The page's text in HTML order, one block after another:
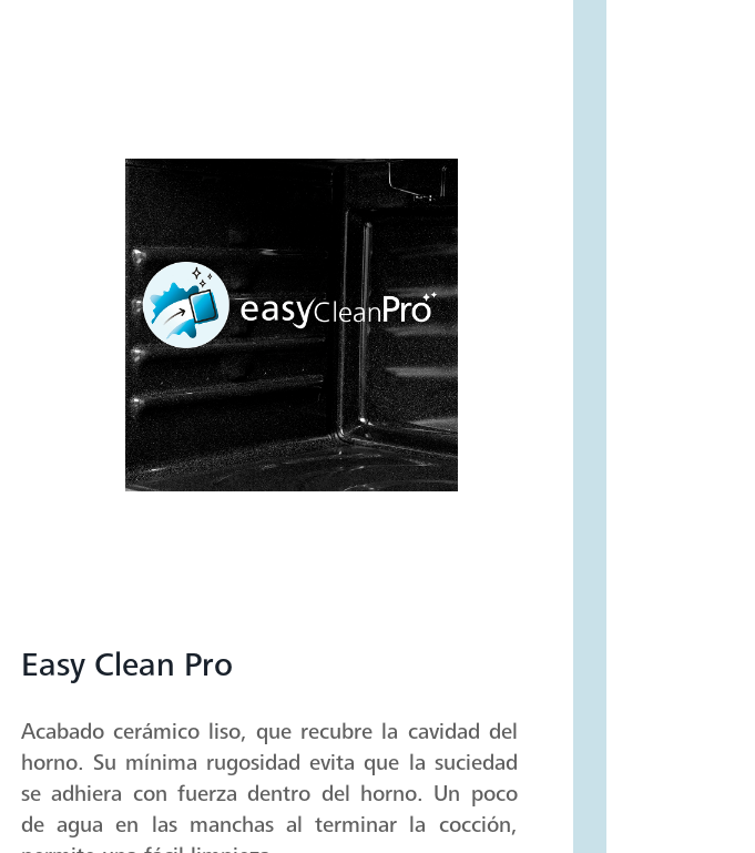
Easy Clean Pro
Acabado cerámico liso, que recubre la cavidad del
horno. Su mínima rugosidad evita que la suciedad
se adhiera con fuerza dentro del horno. Un poco
de agua en las manchas al terminar la cocción,